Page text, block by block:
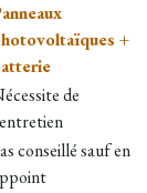
+
de
conseillé sauf en